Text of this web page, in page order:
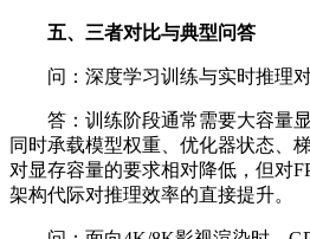
五、三者对比与典型问答
问：深度学习训练与实时推理对
答：训练阶段通常需要大容量显
同时承载模型权重、优化器状态、
对显存容量的要求相对降低，但对
架构代际对推理效率的直接提升。